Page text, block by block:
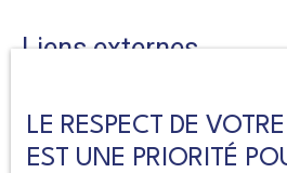
Liens externes
Le site peut contenir des liens
pointant vers d’autres sites
liens ne constituent, en aucun cas,
LE RESPECT DE
EST UNE PRIORITÉ